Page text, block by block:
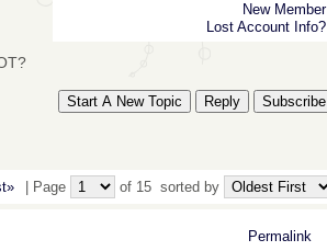
New Member
Lost Account Info?
Start A New Topic Reply Subscribe
| Page of 15 sorted by
Permalink